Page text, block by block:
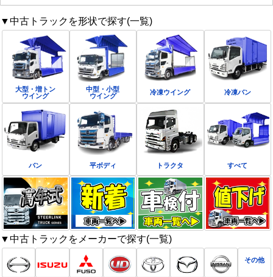
▼中古トラックを形状で探す(一覧)
大型・増トン
ウイング
中型・小型
ウイング
冷凍ウイング 冷凍バン
バン 平ボディ トラクタ すべて
▼中古トラックをメーカーで探す(一覧)
その他